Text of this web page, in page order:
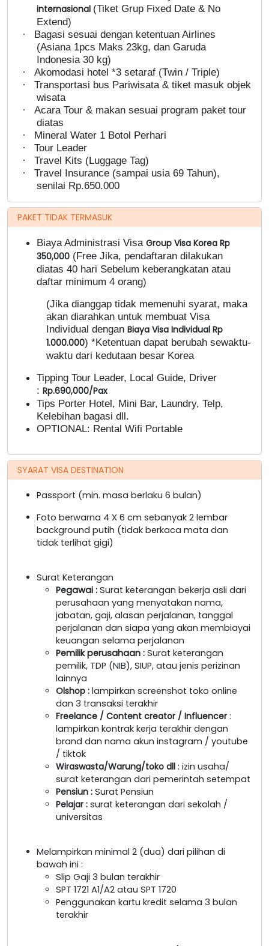
internasional (Tiket Grup Fixed Date & No
Extend)
·
Bagasi sesuai dengan ketentuan Airlines
(Asiana 1pcs Maks 23kg, dan Garuda
Indonesia 30 kg)
·
Akomodasi hotel *3 setaraf (Twin / Triple)
·
Transportasi bus Pariwisata & tiket masuk objek
wisata
·
Acara Tour & makan sesuai program paket tour
diatas
·
Mineral Water 1 Botol Perhari
·
Tour Leader
·
Travel Kits (Luggage Tag)
·
Travel Insurance (sampai usia 69 Tahun),
senilai Rp.650.000
PAKET TIDAK TERMASUK
Biaya Administrasi Visa Group Visa Korea Rp
350,000 (Free Jika, pendaftaran dilakukan
diatas 40 hari Sebelum keberangkatan atau
daftar minimum 4 orang)
(Jika dianggap tidak memenuhi syarat, maka
akan diarahkan untuk membuat Visa
Individual dengan Biaya Visa Individual Rp
1.000.000) *Ketentuan dapat berubah sewaktu-
waktu dari kedutaan besar Korea
Tipping Tour Leader, Local Guide, Driver
: Rp.690,000/Pax
Tips Porter Hotel, Mini Bar, Laundry, Telp,
Kelebihan bagasi dll.
OPTIONAL: Rental Wifi Portable
SYARAT VISA DESTINATION
Passport (min. masa berlaku 6 bulan)
Foto berwarna 4 X 6 cm sebanyak 2 lembar
background putih (tidak berkaca mata dan
tidak terlihat gigi)
Surat Keterangan
Pegawai : Surat keterangan bekerja asli dari
perusahaan yang menyatakan nama,
jabatan, gaji, alasan perjalanan, tanggal
perjalanan dan siapa yang akan membiayai
keuangan selama perjalanan
Pemilik perusahaan : Surat keterangan
pemilik, TDP (NIB), SIUP, atau jenis perizinan
lainnya
Olshop : lampirkan screenshot toko online
dan 3 transaksi terakhir
Freelance / Content creator / Influencer :
lampirkan kontrak kerja terakhir dengan
brand dan nama akun instagram / youtube
/ tiktok
Wiraswasta/Warung/toko dll : izin usaha/
surat keterangan dari pemerintah setempat
Pensiun : Surat Pensiun
Pelajar : surat keterangan dari sekolah /
universitas
Melampirkan minimal 2 (dua) dari pilihan di
bawah ini :
Slip Gaji 3 bulan terakhir
SPT 1721 A1/A2 atau SPT 1720
Penggunakan kartu kredit selama 3 bulan
terakhir